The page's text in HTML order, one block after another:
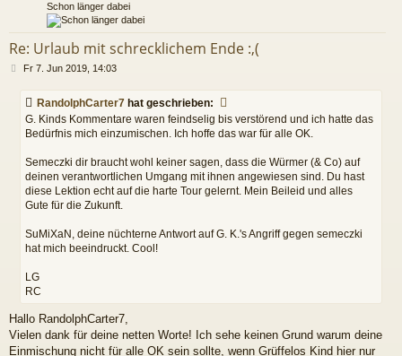
Schon länger dabei
Re: Urlaub mit schrecklichem Ende :,(
BFr 7. Jun 2019, 14:03
RandolphCarter7 hat geschrieben:
G. Kinds Kommentare waren feindselig bis verstörend und ich hatte das
Bedürfnis mich einzumischen. Ich hoffe das war für alle OK.
Semeczki dir braucht wohl keiner sagen, dass die Würmer (& Co) auf
deinen verantwortlichen Umgang mit ihnen angewiesen sind. Du hast
diese Lektion echt auf die harte Tour gelernt. Mein Beileid und alles
Gute für die Zukunft.
SuMiXaN, deine nüchterne Antwort auf G. K.'s Angriff gegen semeczki
hat mich beeindruckt. Cool!
LG
RC
Hallo RandolphCarter7,
Vielen dank für deine netten Worte! Ich sehe keinen Grund warum deine
Einmischung nicht für alle OK sein sollte, wenn Grüffelos Kind hier nur